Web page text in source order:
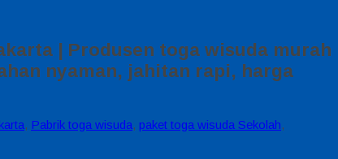
| Produsen toga wisuda murah
nyaman, jahitan rapi, harga
, Pabrik toga wisuda, paket toga wisuda Sekolah,